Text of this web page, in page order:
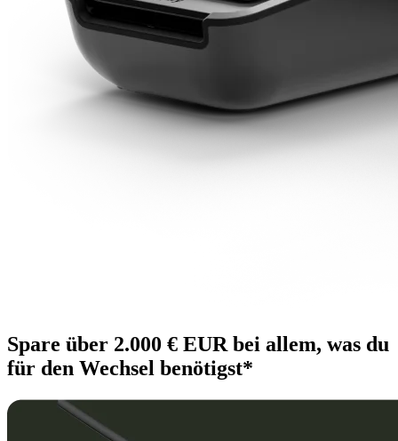
Spare über 2.000 € EUR bei allem, was du
für den Wechsel benötigst*